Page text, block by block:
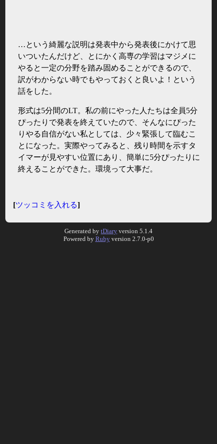
…という綺麗な説明は発表中から発表後にかけて思
いついたんだけど、とにかく高専の学習はマジメに
やると一定の分野を踏み固めることができるので、
訳がわからない時でもやっておくと良いよ！という
話をした。
形式は5分間のLT。私の前にやった人たちは全員5分
ぴったりで発表を終えていたので、そんなにぴった
りやる自信がない私としては、少々緊張して臨むこ
とになった。実際やってみると、残り時間を示すタ
イマーが見やすい位置にあり、簡単に5分ぴったりに
終えることができた。環境って大事だ。
[ツッコミを入れる]
Generated by tDiary version 5.1.4
Powered by Rubyversion 2.7.0-p0